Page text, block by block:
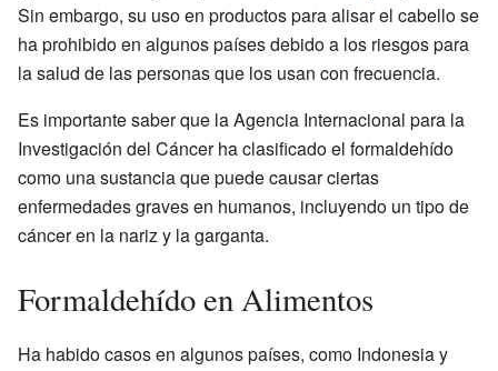
Sin embargo, su uso en productos para alisar el cabello se
ha prohibido en algunos países debido a los riesgos para
la salud de las personas que los usan con frecuencia.
Es importante saber que la Agencia Internacional para la
Investigación del Cáncer ha clasificado el formaldehído
como una sustancia que puede causar ciertas
enfermedades graves en humanos, incluyendo un tipo de
cáncer en la nariz y la garganta.
Formaldehído en Alimentos
Ha habido casos en algunos países, como Indonesia y